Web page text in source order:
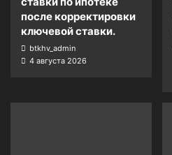
после корректировки
ключевой ставки.
btkhv_admin
4 августа 2026